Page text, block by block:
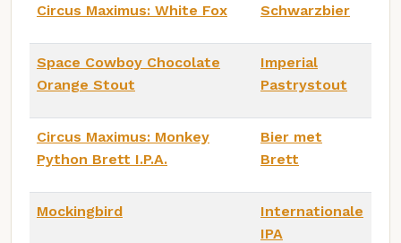
Circus Maximus: White Fox Schwarzbier
Space Cowboy Chocolate
Orange Stout
Imperial
Pastrystout
Circus Maximus: Monkey
Python Brett I.P.A.
Bier met
Brett
Mockingbird
Internationale
IPA